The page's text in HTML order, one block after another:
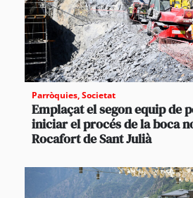
Parròquies,Societat
Emplaçat el segon equip de
iniciar el procés de la boca
Rocafort de Sant Julià